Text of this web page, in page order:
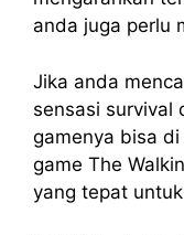
anda juga perlu
Jika anda
sensasi survival
gamenya bisa
game The
yang tepat